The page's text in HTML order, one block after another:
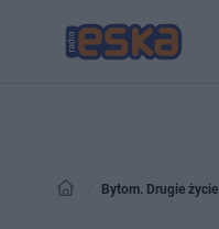
Bytom. Drugie